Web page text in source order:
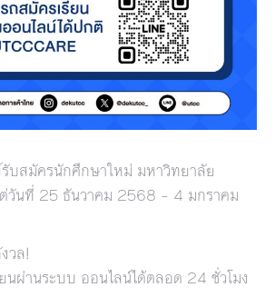
บสมัครนักศึกษาใหม่ มหาวิทยาลัย
วันที่ 25 ธันวาคม 2568 – 4 มกราคม
วล!
นผ่านระบบ ออนไลน์ได้ตลอด 24 ชั่วโมง